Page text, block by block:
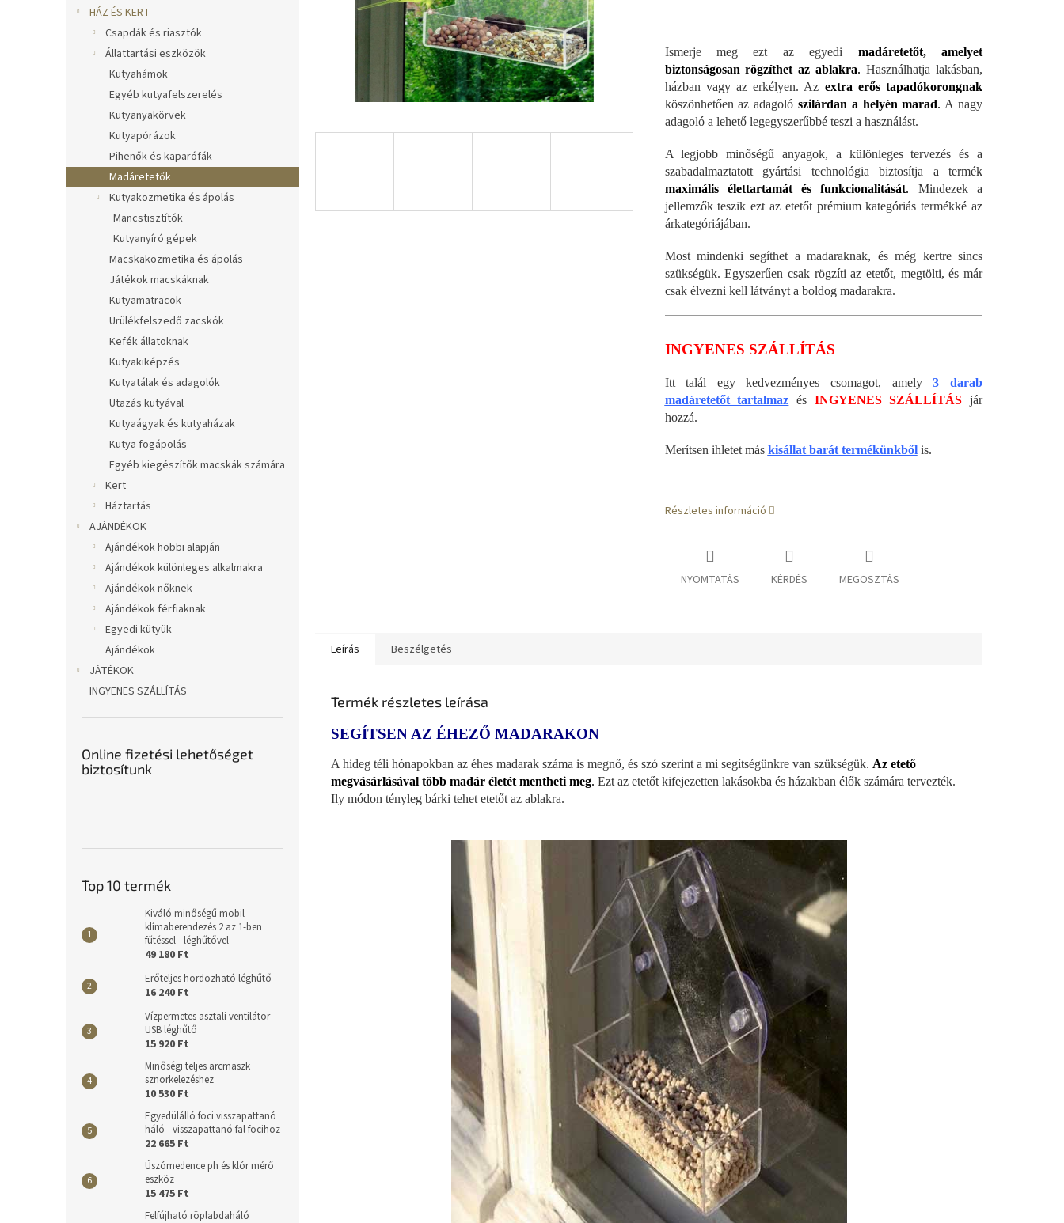
HÁZ ÉS KERT
Csapdák és riasztók
Állattartási eszközök
Kutyahámok
Egyéb kutyafelszerelés
Kutyanyakörvek
Kutyapórázok
Pihenők és kaparófák
Madáretetők
Kutyakozmetika és ápolás
Mancstisztítók
Kutyanyíró gépek
Macskakozmetika és ápolás
Játékok macskáknak
Kutyamatracok
Ürülékfelszedő zacskók
Kefék állatoknak
Kutyakiképzés
Kutyatálak és adagolók
Utazás kutyával
Kutyaágyak és kutyaházak
Kutya fogápolás
Egyéb kiegészítők macskák számára
Kert
Háztartás
AJÁNDÉKOK
Ajándékok hobbi alapján
Ajándékok különleges alkalmakra
Ajándékok nőknek
Ajándékok férfiaknak
Egyedi kütyük
Ajándékok
JÁTÉKOK
INGYENES SZÁLLÍTÁS
Online fizetési lehetőséget
biztosítunk
Top 10 termék
Kiváló minőségű mobil
klímaberendezés 2 az 1-ben
fűtéssel - léghűtővel
49 180 Ft
Erőteljes hordozható léghűtő
16 240 Ft
Vízpermetes asztali ventilátor -
USB léghűtő
15 920 Ft
Minőségi teljes arcmaszk
sznorkelezéshez
10 530 Ft
Egyedülálló foci visszapattanó
háló - visszapattanó fal focihoz
22 665 Ft
Úszómedence ph és klór mérő
eszköz
15 475 Ft
Felfújható röplabdaháló
Ismerje meg ezt az egyedi madáretetőt, amelyet
biztonságosan rögzíthet az ablakra. Használhatja lakásban,
házban vagy az erkélyen. Az extra erős tapadókorongnak
köszönhetően az adagoló szilárdan a helyén marad. A nagy
adagoló a lehető legegyszerűbbé teszi a használást.
A legjobb minőségű anyagok, a különleges tervezés és a
szabadalmaztatott gyártási technológia biztosítja a termék
maximális élettartamát és funkcionalitását. Mindezek a
jellemzők teszik ezt az etetőt prémium kategóriás termékké az
árkategóriájában.
Most mindenki segíthet a madaraknak, és még kertre sincs
szükségük. Egyszerűen csak rögzíti az etetőt, megtölti, és már
csak élvezni kell látványt a boldog madarakra.
INGYENES SZÁLLÍTÁS
Itt talál egy kedvezményes csomagot, amely3 darab
madáretetőt tartalmaz és INGYENES SZÁLLÍTÁSjár
hozzá.
Merítsen ihletet más kisállat barát termékünkbőlis.
Részletes információ
NYOMTATÁS KÉRDÉS MEGOSZTÁS
Leírás Beszélgetés
Termék részletes leírása
SEGÍTSEN AZ ÉHEZŐ MADARAKON
A hideg téli hónapokban az éhes madarak száma is megnő, és szó szerint a mi segítségünkre van szükségük. Az etető
megvásárlásával több madár életét mentheti meg. Ezt az etetőt kifejezetten lakásokba és házakban élők számára tervezték.
Ily módon tényleg bárki tehet etetőt az ablakra.